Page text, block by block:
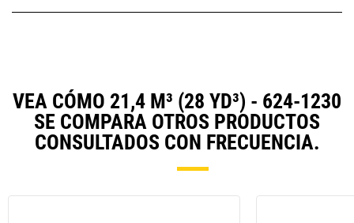
VEA CÓMO 21,4 M³ (28 YD³) - 624-1230
SE COMPARA OTROS PRODUCTOS
CONSULTADOS CON FRECUENCIA.